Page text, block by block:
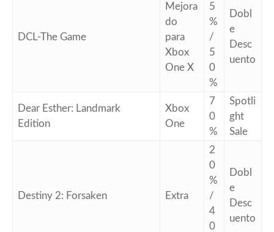
DCL-The Game
Mejora
do
para
Xbox
One X
5
%
/
5
0
%
Dobl
e
Desc
uento
Dear Esther: Landmark
Edition
Xbox
One
7
0
%
Spotli
ght
Sale
Destiny 2: Forsaken Extra
2
0
%
/
4
0
Dobl
e
Desc
uento